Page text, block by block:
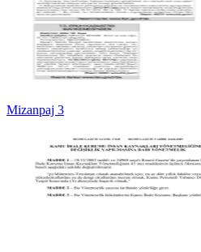
Mizanpaj 3